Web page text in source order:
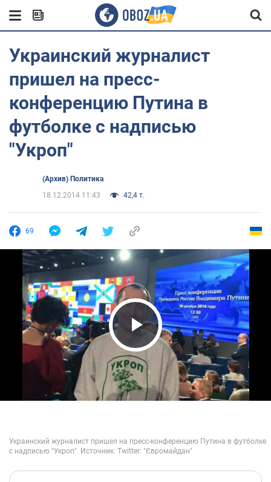
Украинский журналист
пришел на пресс-
конференцию Путина в
футболке с надписью
"Укроп"
(Архив) Политика
18.12.2014 11:43
42,4 т.
69
Play Video